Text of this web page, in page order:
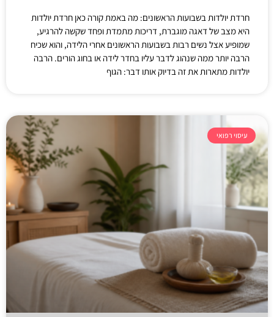
חרדת יולדות בשבועות הראשונים: מה באמת קורה כאן חרדת יולדות
היא מצב של דאגה מוגברת, דריכות מתמדת ופחד שקשה להרגיע,
שמופיע אצל נשים רבות בשבועות הראשונים אחרי הלידה, והוא שכיח
הרבה יותר ממה שנהוג לדבר עליו בחדר לידה או בחוג הורים. הרבה
יולדות מתארות את זה בדיוק אותו דבר: הגוף
עיסוי רפואי